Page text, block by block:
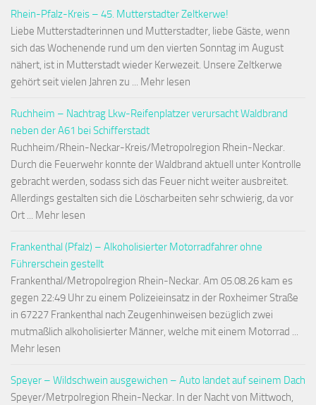
Rhein-Pfalz-Kreis – 45. Mutterstadter Zeltkerwe!
Liebe Mutterstadterinnen und Mutterstadter, liebe Gäste, wenn
sich das Wochenende rund um den vierten Sonntag im August
nähert, ist in Mutterstadt wieder Kerwezeit. Unsere Zeltkerwe
gehört seit vielen Jahren zu ... Mehr lesen
Ruchheim – Nachtrag Lkw-Reifenplatzer verursacht Waldbrand
neben der A61 bei Schifferstadt
Ruchheim/Rhein-Neckar-Kreis/Metropolregion Rhein-Neckar.
Durch die Feuerwehr konnte der Waldbrand aktuell unter Kontrolle
gebracht werden, sodass sich das Feuer nicht weiter ausbreitet.
Allerdings gestalten sich die Löscharbeiten sehr schwierig, da vor
Ort ... Mehr lesen
Frankenthal (Pfalz) – Alkoholisierter Motorradfahrer ohne
Führerschein gestellt
Frankenthal/Metropolregion Rhein-Neckar. Am 05.08.26 kam es
gegen 22:49 Uhr zu einem Polizeieinsatz in der Roxheimer Straße
in 67227 Frankenthal nach Zeugenhinweisen bezüglich zwei
mutmaßlich alkoholisierter Männer, welche mit einem Motorrad ...
Mehr lesen
Speyer – Wildschwein ausgewichen – Auto landet auf seinem Dach
Speyer/Metrpolregion Rhein-Neckar. In der Nacht von Mittwoch,